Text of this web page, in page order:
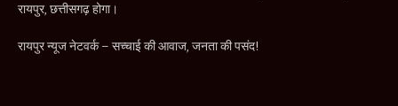
रायपुर, छत्तीसगढ़ होगा।
रायपुर न्यूज नेटवर्क – सच्चाई की आवाज, जनता की पसंद!